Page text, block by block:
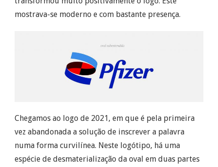
mostrava-se moderno e com bastante presença.
Chegamos ao logo de 2021, em que é pela primeira
vez abandonada a solução de inscrever a palavra
numa forma curvilínea. Neste logótipo, há uma
espécie de desmaterialização da oval em duas partes